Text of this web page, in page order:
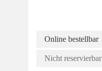
Online bestellbar
Nicht reservierbar